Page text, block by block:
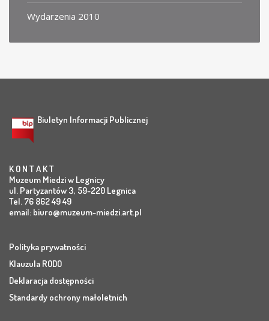
Wydarzenia 2010
Biuletyn Informacji Publicznej
K O N T A K T
Muzeum Miedzi w Legnicy
ul. Partyzantów 3, 59-220 Legnica
Tel. 76 862 49 49
email: biuro@muzeum-miedzi.art.pl
Polityka prywatności
Klauzula RODO
Deklaracja dostępności
Standardy ochrony małoletnich